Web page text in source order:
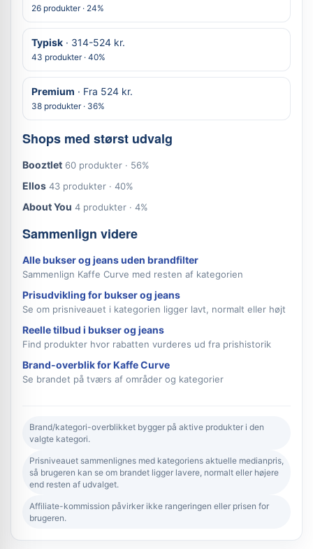
26 produkter · 24%
Typisk · 314-524 kr.
43 produkter · 40%
Premium · Fra 524 kr.
38 produkter · 36%
Shops med størst udvalg
Booztlet 60 produkter · 56%
Ellos 43 produkter · 40%
About You 4 produkter · 4%
Sammenlign videre
Alle bukser og jeans uden brandfilter
Sammenlign Kaffe Curve med resten af kategorien
Prisudvikling for bukser og jeans
Se om prisniveauet i kategorien ligger lavt, normalt eller højt
Reelle tilbud i bukser og jeans
Find produkter hvor rabatten vurderes ud fra prishistorik
Brand-overblik for Kaffe Curve
Se brandet på tværs af områder og kategorier
Brand/kategori-overblikket bygger på aktive produkter i den
valgte kategori.
Prisniveauet sammenlignes med kategoriens aktuelle medianpris,
så brugeren kan se om brandet ligger lavere, normalt eller højere
end resten af udvalget.
Affiliate-kommission påvirker ikke rangeringen eller prisen for
brugeren.